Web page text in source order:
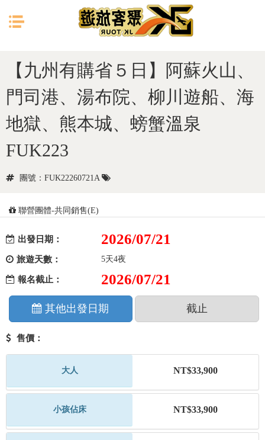
目前位置： 首頁 日本 九州
【九州有購省５日】阿蘇火山、
門司港、湯布院、柳川遊船、海
地獄、熊本城、螃蟹溫泉
FUK223
團號：FUK22260721A
聯營團體-共同銷售(E)
出發日期： 2026/07/21
旅遊天數： 5天4夜
報名截止： 2026/07/21
其他出發日期 截止
售價：
大人 NT$33,900
小孩佔床 NT$33,900